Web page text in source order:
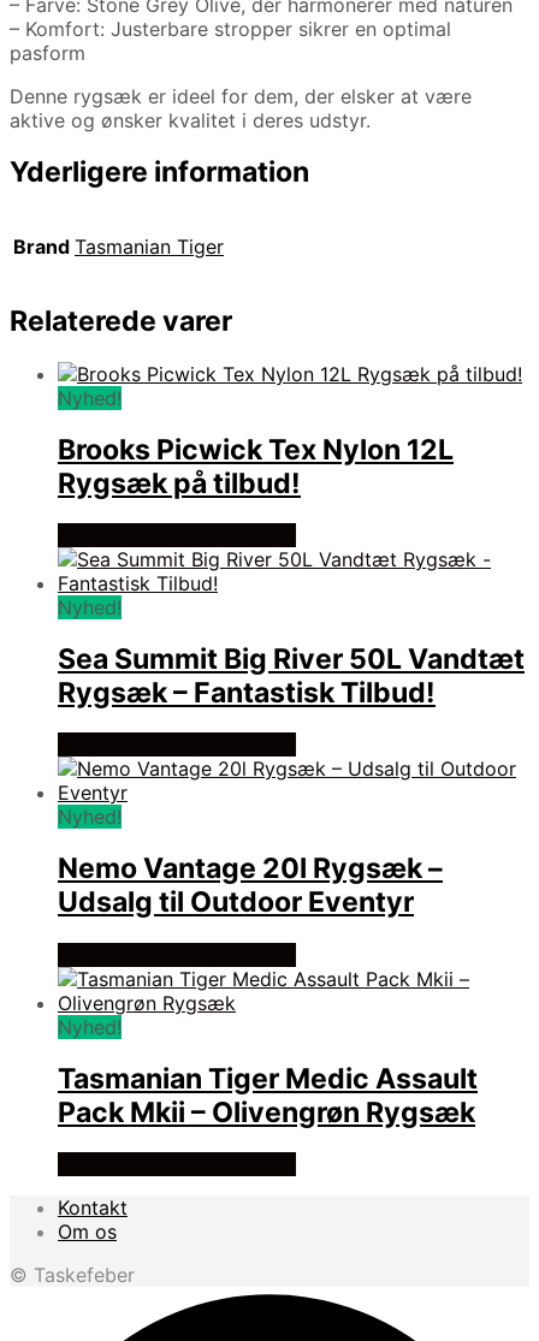
– Komfort: Justerbare stropper sikrer en optimal
pasform
Denne rygsæk er ideel for dem, der elsker at være
aktive og ønsker kvalitet i deres udstyr.
Yderligere information
Brand Tasmanian Tiger
Relaterede varer
Nyhed!
Brooks Picwick Tex Nylon 12L
Rygsæk på tilbud!
Nyhed!
Sea Summit Big River 50L Vandtæt
Rygsæk – Fantastisk Tilbud!
Nyhed!
Nemo Vantage 20l Rygsæk –
Udsalg til Outdoor Eventyr
Nyhed!
Tasmanian Tiger Medic Assault
Pack Mkii – Olivengrøn Rygsæk
Kontakt
Om os
© Taskefeber